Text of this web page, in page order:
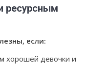
ресурсным
если:
хорошей девочки и